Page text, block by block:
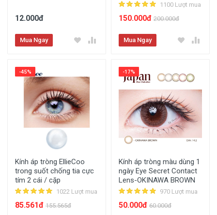
12.000đ
Mua Ngay
1100 Lượt mua
150.000đ 200.000đ
Mua Ngay
-45%
Kính áp tròng EllieCoo
trong suốt chống tia cực
tím 2 cái / cặp
1022 Lượt mua
85.561đ 155.565đ
-17%
Kính áp tròng màu dùng 1
ngày Eye Secret Contact
Lens-OKINAWA BROWN
970 Lượt mua
50.000đ 60.000đ